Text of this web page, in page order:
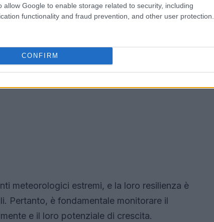
allow Google to enable storage related to security, including
functionality and fraud prevention, and other user protection.
CONFIRM
meteorologici estremi, e la loro resilienza è
Pertanto, è fondamentale monitorare il
e il loro potenziale di crescita.